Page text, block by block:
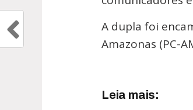
A dupla foi
Amazonas (PC-
Leia mais: